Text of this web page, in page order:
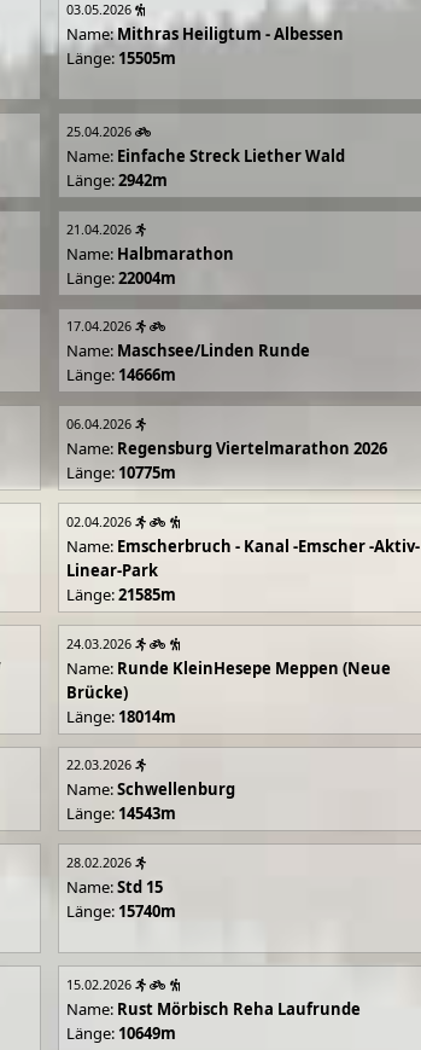
03.05.2026
Name:Mithras Heiligtum - Albessen
Länge: 15505m
25.04.2026
Name: Einfache Streck Liether Wald
Länge:2942m
21.04.2026
Name: Halbmarathon
Länge:22004m
17.04.2026
Name: Maschsee/Linden Runde
Länge: 14666m
06.04.2026
Name: Regensburg Viertelmarathon 2026
Länge: 10775m
02.04.2026
Name: Emscherbruch - Kanal -Emscher -Aktiv-
Linear-Park
Länge:21585m
24.03.2026
Name: Runde KleinHesepe Meppen (Neue
Brücke)
Länge: 18014m
22.03.2026
Name:Schwellenburg
Länge: 14543m
28.02.2026
Name:Std 15
Länge: 15740m
15.02.2026
Name: Rust Mörbisch Reha Laufrunde
Länge: 10649m